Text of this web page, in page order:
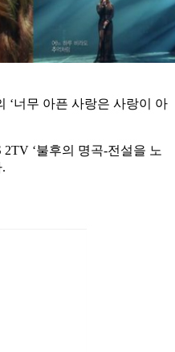
‘너무 아픈 사랑은 사랑이 아
‘불후의 명곡-전설을 노